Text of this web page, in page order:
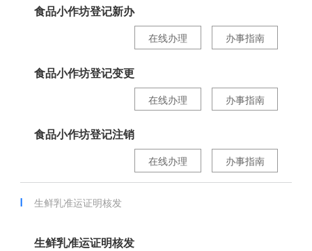
食品小作坊登记新办
办事指南
在线办理
食品小作坊登记变更
办事指南
在线办理
食品小作坊登记注销
办事指南
在线办理
生鲜乳准运证明核发
生鲜乳准运证明核发